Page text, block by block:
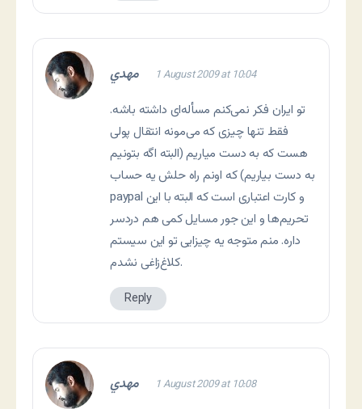
مهدي 1 August 2009 at 10:04
تو ایران فکر نمی‌کنم مسأله‌ای داشته باشه.
فقط تنها چیزی که می‌مونه انتقال پولی
هست که به دست میاریم (البته اگه بتونیم
به دست بیاریم) که اونم راه حلش یه حساب
paypal و کارت اعتباری است که البته با این
تحریم‌ها و این جور مسایل کمی هم دردسر
داره. منم متوجه یه چیزایی تو این سیستم
کلاغ‌زاغی نشدم.
Reply
مهدي 1 August 2009 at 10:08